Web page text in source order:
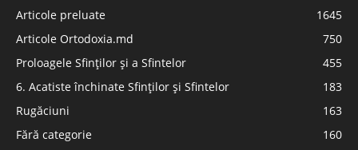
Articole preluate
1645
Articole Ortodoxia.md
750
Proloagele Sfinților și a Sfintelor
455
6. Acatiste închinate Sfinților și Sfintelor
183
Rugăciuni
163
Fără categorie
160